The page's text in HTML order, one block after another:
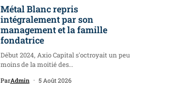
Métal Blanc repris
intégralement par son
management et la famille
fondatrice
Début 2024, Axio Capital s'octroyait un peu
moins de la moitié des...
ParAdmin 5 Août 2026